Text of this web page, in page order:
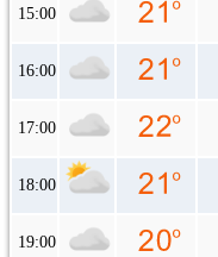
15:00
16:00
17:00
18:00
19:00